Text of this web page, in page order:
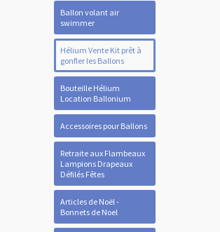
Ballon volant air
swimmer
Hélium Vente Kit prêt à
gonfler les Ballons
Bouteille Hélium
Location Ballonium
Accessoires pour Ballons
Retraite aux Flambeaux
Lampions Drapeaux
Défilés Fêtes
Articles de Noël -
Bonnets de Noel